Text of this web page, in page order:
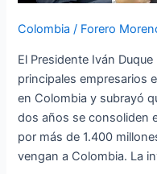
Colombia / Forero
El Presidente Iván
principales empresarios
en Colombia y subrayó
dos años se consoliden
por más de 1.400
vengan a Colombia. La
próximos
años
negocios
por
más
de
USD